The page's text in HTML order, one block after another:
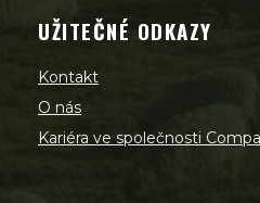
UŽITEČNÉ ODKAZY
Kontakt
O nás
Kariéra ve společnosti